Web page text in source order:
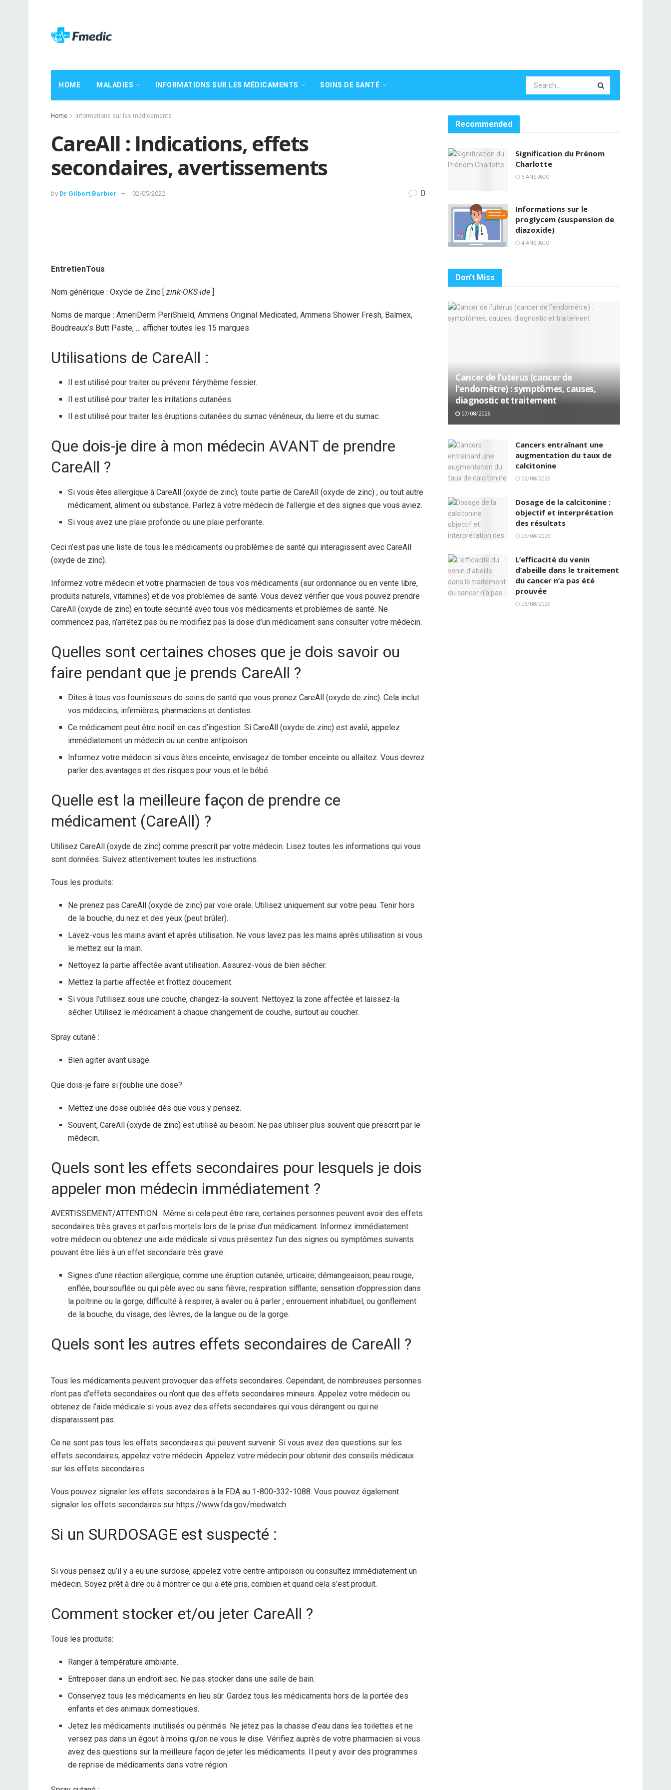
HOME MALADIES INFORMATIONS SUR LES MÉDICAMENTS SOINS DE SANTÉ
Home Informations sur les médicaments
CareAll : Indications, effets
secondaires, avertissements
by Dr Gilbert Barbier 02/05/2022 0
EntretienTous
Nom générique : Oxyde de Zinc [ zink-OKS-ide ]
Noms de marque : AmeriDerm PeriShield, Ammens Original Medicated, Ammens Shower Fresh, Balmex,
Boudreaux’s Butt Paste, … afficher toutes les 15 marques
Utilisations de CareAll :
Il est utilisé pour traiter ou prévenir l’érythème fessier.
Il est utilisé pour traiter les irritations cutanées.
Il est utilisé pour traiter les éruptions cutanées du sumac vénéneux, du lierre et du sumac.
Que dois-je dire à mon médecin AVANT de prendre
CareAll ?
Si vous êtes allergique à CareAll (oxyde de zinc); toute partie de CareAll (oxyde de zinc) ; ou tout autre
médicament, aliment ou substance. Parlez à votre médecin de l’allergie et des signes que vous aviez.
Si vous avez une plaie profonde ou une plaie perforante.
Ceci n’est pas une liste de tous les médicaments ou problèmes de santé qui interagissent avec CareAll
(oxyde de zinc).
Informez votre médecin et votre pharmacien de tous vos médicaments (sur ordonnance ou en vente libre,
produits naturels, vitamines) et de vos problèmes de santé. Vous devez vérifier que vous pouvez prendre
CareAll (oxyde de zinc) en toute sécurité avec tous vos médicaments et problèmes de santé. Ne
commencez pas, n’arrêtez pas ou ne modifiez pas la dose d’un médicament sans consulter votre médecin.
Quelles sont certaines choses que je dois savoir ou
faire pendant que je prends CareAll ?
Dites à tous vos fournisseurs de soins de santé que vous prenez CareAll (oxyde de zinc). Cela inclut
vos médecins, infirmières, pharmaciens et dentistes.
Ce médicament peut être nocif en cas d’ingestion. Si CareAll (oxyde de zinc) est avalé, appelez
immédiatement un médecin ou un centre antipoison.
Informez votre médecin si vous êtes enceinte, envisagez de tomber enceinte ou allaitez. Vous devrez
parler des avantages et des risques pour vous et le bébé.
Quelle est la meilleure façon de prendre ce
médicament (CareAll) ?
Utilisez CareAll (oxyde de zinc) comme prescrit par votre médecin. Lisez toutes les informations qui vous
sont données. Suivez attentivement toutes les instructions.
Tous les produits:
Ne prenez pas CareAll (oxyde de zinc) par voie orale. Utilisez uniquement sur votre peau. Tenir hors
de la bouche, du nez et des yeux (peut brûler).
Lavez-vous les mains avant et après utilisation. Ne vous lavez pas les mains après utilisation si vous
le mettez sur la main.
Nettoyez la partie affectée avant utilisation. Assurez-vous de bien sécher.
Mettez la partie affectée et frottez doucement.
Si vous l’utilisez sous une couche, changez-la souvent. Nettoyez la zone affectée et laissez-la
sécher. Utilisez le médicament à chaque changement de couche, surtout au coucher.
Spray cutané :
Bien agiter avant usage.
Que dois-je faire si j’oublie une dose?
Mettez une dose oubliée dès que vous y pensez.
Souvent, CareAll (oxyde de zinc) est utilisé au besoin. Ne pas utiliser plus souvent que prescrit par le
médecin.
Quels sont les effets secondaires pour lesquels je dois
appeler mon médecin immédiatement ?
AVERTISSEMENT/ATTENTION : Même si cela peut être rare, certaines personnes peuvent avoir des effets
secondaires très graves et parfois mortels lors de la prise d’un médicament. Informez immédiatement
votre médecin ou obtenez une aide médicale si vous présentez l’un des signes ou symptômes suivants
pouvant être liés à un effet secondaire très grave :
Signes d’une réaction allergique, comme une éruption cutanée; urticaire; démangeaison; peau rouge,
enflée, boursouflée ou qui pèle avec ou sans fièvre; respiration sifflante; sensation d’oppression dans
la poitrine ou la gorge; difficulté à respirer, à avaler ou à parler ; enrouement inhabituel; ou gonflement
de la bouche, du visage, des lèvres, de la langue ou de la gorge.
Quels sont les autres effets secondaires de CareAll ?
Tous les médicaments peuvent provoquer des effets secondaires. Cependant, de nombreuses personnes
n’ont pas d’effets secondaires ou n’ont que des effets secondaires mineurs. Appelez votre médecin ou
obtenez de l’aide médicale si vous avez des effets secondaires qui vous dérangent ou qui ne
disparaissent pas.
Ce ne sont pas tous les effets secondaires qui peuvent survenir. Si vous avez des questions sur les
effets secondaires, appelez votre médecin. Appelez votre médecin pour obtenir des conseils médicaux
sur les effets secondaires.
Vous pouvez signaler les effets secondaires à la FDA au 1-800-332-1088. Vous pouvez également
signaler les effets secondaires sur https://www.fda.gov/medwatch.
Si un SURDOSAGE est suspecté :
Si vous pensez qu’il y a eu une surdose, appelez votre centre antipoison ou consultez immédiatement un
médecin. Soyez prêt à dire ou à montrer ce qui a été pris, combien et quand cela s’est produit.
Comment stocker et/ou jeter CareAll ?
Tous les produits:
Ranger à température ambiante.
Entreposer dans un endroit sec. Ne pas stocker dans une salle de bain.
Conservez tous les médicaments en lieu sûr. Gardez tous les médicaments hors de la portée des
enfants et des animaux domestiques.
Jetez les médicaments inutilisés ou périmés. Ne jetez pas la chasse d’eau dans les toilettes et ne
versez pas dans un égout à moins qu’on ne vous le dise. Vérifiez auprès de votre pharmacien si vous
avez des questions sur la meilleure façon de jeter les médicaments. Il peut y avoir des programmes
de reprise de médicaments dans votre région.
Recommended
Signification du Prénom
Charlotte
5 ANS AGO
Informations sur le
proglycem (suspension de
diazoxide)
4 ANS AGO
Don't Miss
Cancer de l’utérus (cancer de
l’endomètre) : symptômes, causes,
diagnostic et traitement
07/08/2026
Cancers entraînant une
augmentation du taux de
calcitonine
06/08/2026
Dosage de la calcitonine :
objectif et interprétation
des résultats
06/08/2026
L’efficacité du venin
d’abeille dans le traitement
du cancer n’a pas été
prouvée
05/08/2026